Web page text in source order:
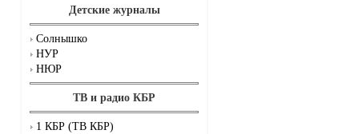
Детские журналы
Солнышко
НУР
НЮР
ТВ и радио КБР
1 КБР (ТВ КБР)